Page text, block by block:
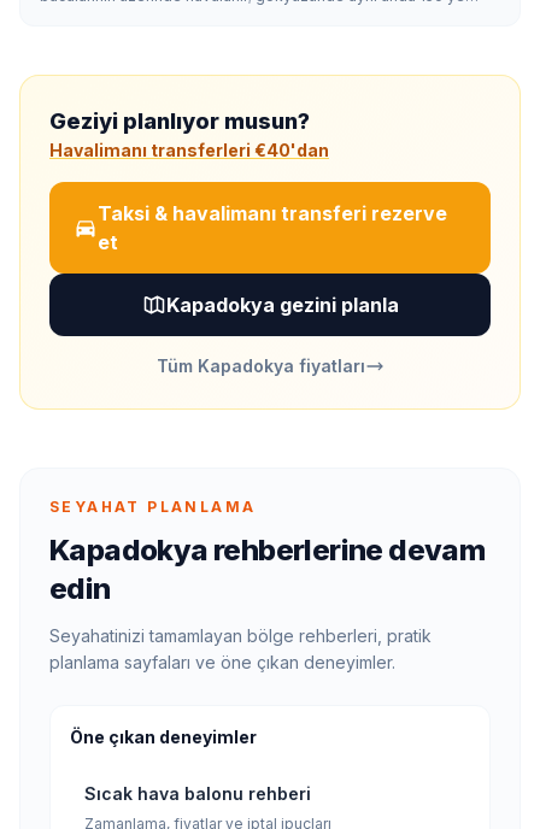
Geziyi planlıyor musun?
Havalimanı transferleri €40'dan
Taksi & havalimanı transferi rezerve
et
Kapadokya gezini planla
Tüm Kapadokya fiyatları
SEYAHAT PLANLAMA
Kapadokya rehberlerine devam
edin
Seyahatinizi tamamlayan bölge rehberleri, pratik
planlama sayfaları ve öne çıkan deneyimler.
Öne çıkan deneyimler
Sıcak hava balonu rehberi
Zamanlama, fiyatlar ve iptal ipuçları